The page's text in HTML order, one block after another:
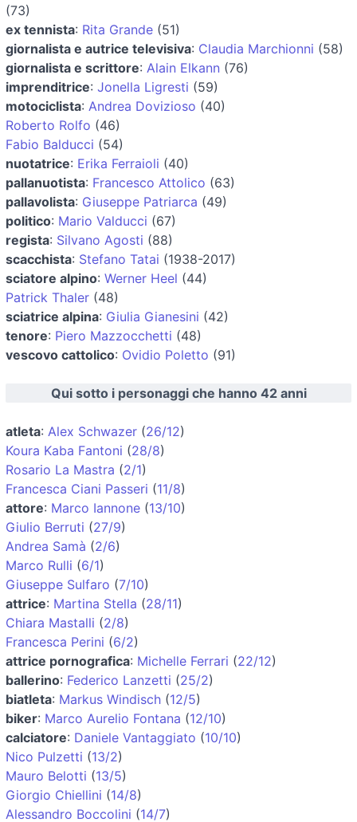
(73)
ex tennista: Rita Grande (51)
giornalista e autrice televisiva: Claudia Marchionni (58)
giornalista e scrittore: Alain Elkann (76)
imprenditrice: Jonella Ligresti (59)
motociclista: Andrea Dovizioso (40)
Roberto Rolfo (46)
Fabio Balducci (54)
nuotatrice: Erika Ferraioli (40)
pallanuotista: Francesco Attolico (63)
pallavolista: Giuseppe Patriarca (49)
politico: Mario Valducci (67)
regista: Silvano Agosti (88)
scacchista: Stefano Tatai (1938-2017)
sciatore alpino: Werner Heel (44)
Patrick Thaler (48)
sciatrice alpina: Giulia Gianesini (42)
tenore: Piero Mazzocchetti (48)
vescovo cattolico: Ovidio Poletto (91)
Qui sotto i personaggi che hanno 42 anni
atleta: Alex Schwazer (26/12)
Koura Kaba Fantoni (28/8)
Rosario La Mastra (2/1)
Francesca Ciani Passeri (11/8)
attore: Marco Iannone (13/10)
Giulio Berruti (27/9)
Andrea Samà (2/6)
Marco Rulli (6/1)
Giuseppe Sulfaro (7/10)
attrice: Martina Stella (28/11)
Chiara Mastalli (2/8)
Francesca Perini (6/2)
attrice pornografica: Michelle Ferrari (22/12)
ballerino: Federico Lanzetti (25/2)
biatleta: Markus Windisch (12/5)
biker: Marco Aurelio Fontana (12/10)
calciatore: Daniele Vantaggiato (10/10)
Nico Pulzetti (13/2)
Mauro Belotti (13/5)
Giorgio Chiellini (14/8)
Alessandro Boccolini (14/7)